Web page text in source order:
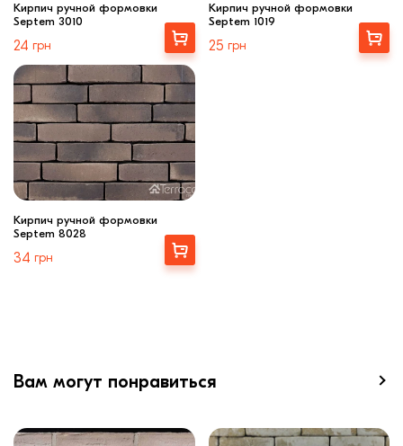
Кирпич ручной формовки
Septem 3010
24 грн
Выбрать
Кирпич ручной формовки
Septem 1019
25 грн
Выбрать
Кирпич ручной формовки
Septem 8028
34 грн
Выбрать
Вам могут понравиться